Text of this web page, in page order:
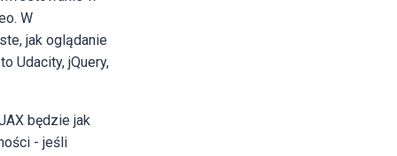
W
jak oglądanie
Udacity, jQuery,
będzie jak
- jeśli